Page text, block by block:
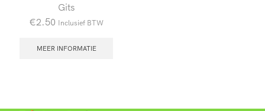
Gits
€2.50 Inclusief BTW
MEER INFORMATIE